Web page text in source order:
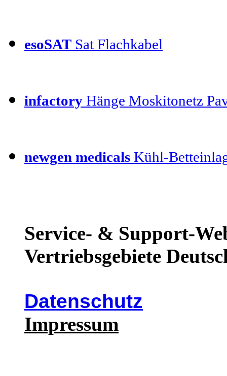
esoSAT Sat Flachkabel
infactory Hänge Moskitonetz
newgen medicals Kühl-
Service- & Support-
Vertriebsgebiete
Datenschutz
Impressum